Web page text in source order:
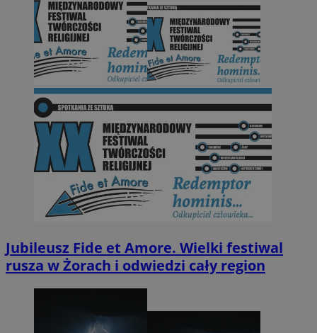
Jubileusz Fide et Amore. Wielki festiwal
rusza w Żorach i odwiedzi cały region